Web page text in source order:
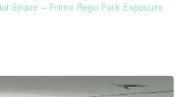
Space – Prime Rego Park Exposure